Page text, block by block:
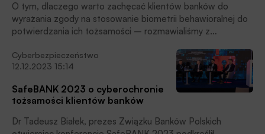
O tym, dlaczego warto zachęcać klientów banków do
wyrażania zgody na stosowanie biometrii behawioralnej do
potwierdzania ich tożsamości – rozmawialiśmy z
Biurze Informacji Kredytowej S.A.
Cyberbezpieczeństwo
12.12.2023 15:14
SafeBANK 2023 o cyberochronie
tożsamości klientów banków
Dr Tadeusz Białek, prezes Związku Banków Polskich